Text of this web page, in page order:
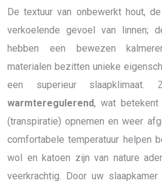
De textuur van onbewerkt hout,
verkoelende gevoel van linnen;
hebben een bewezen
materialen bezitten unieke
een superieur
warmteregulerend, wat
(transpiratie) opnemen en weer
comfortabele temperatuur helpen
wol en katoen zijn van nature
veerkrachtig. Door uw